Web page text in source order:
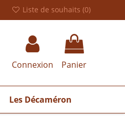
Liste de souhaits (0)
Connexion Panier
Les Décaméron